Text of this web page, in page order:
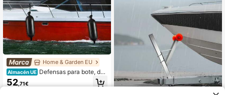
Home & Garden EU
Almacén UE Defensas para bote, def
ensas para bote de 6.5" x 23" para
atraque, defensa inflable acanalada
52 ,71€